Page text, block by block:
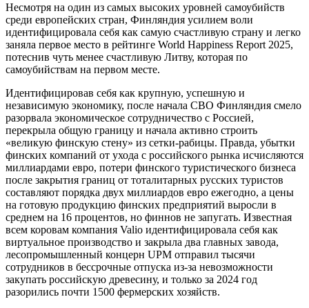
Несмотря на один из самых высоких уровней самоубийств
среди европейских стран, Финляндия усилием воли
идентифицировала себя как самую счастливую страну и легко
заняла первое место в рейтинге World Happiness Report 2025,
потеснив чуть менее счастливую Литву, которая по
самоубийствам на первом месте.
Идентифицировав себя как крупную, успешную и
независимую экономику, после начала СВО Финляндия смело
разорвала экономическое сотрудничество с Россией,
перекрыла общую границу и начала активно строить
«великую финскую стену» из сетки-рабицы. Правда, убытки
финских компаний от ухода с российского рынка исчисляются
миллиардами евро, потери финского туристического бизнеса
после закрытия границ от тоталитарных русских туристов
составляют порядка двух миллиардов евро ежегодно, а цены
на готовую продукцию финских предприятий выросли в
среднем на 16 процентов, но финнов не запугать. Известная
всем коровам компания Valio идентифицировала себя как
виртуальное производство и закрыла два главных завода,
лесопромышленный концерн UPM отправил тысячи
сотрудников в бессрочные отпуска из-за невозможности
закупать российскую древесину, и только за 2024 год
разорились почти 1500 фермерских хозяйств.